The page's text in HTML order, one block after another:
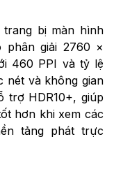
trang bị màn hình
phân giải 2760 ×
460 PPI và tỷ lệ
nét và không gian
trợ HDR10+, giúp
hơn khi xem các
tảng phát trực